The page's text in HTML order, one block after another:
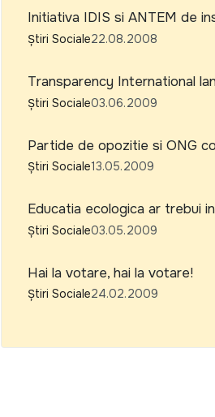
Initiativa IDIS si ANTEM de
Știri Sociale22.08.2008
Transparency International
Știri Sociale03.06.2009
Partide de opozitie si ONG
Știri Sociale13.05.2009
Educatia ecologica ar trebui
Știri Sociale03.05.2009
Hai la votare, hai la votare!
Știri Sociale24.02.2009